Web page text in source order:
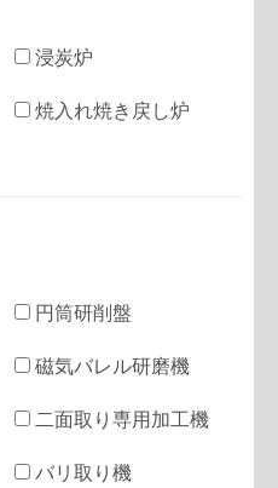
浸炭炉
焼入れ焼き戻し炉
円筒研削盤
磁気バレル研磨機
二面取り専用加工機
バリ取り機